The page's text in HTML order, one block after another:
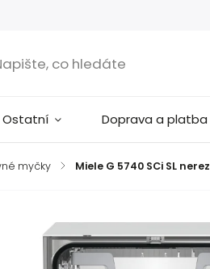
Ostatní Doprava a platba
myčky / Miele G 5740 SCi SL nerez